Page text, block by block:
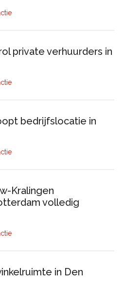
private verhuurders in
bedrijfslocatie in
Kralingen
volledig
in Den